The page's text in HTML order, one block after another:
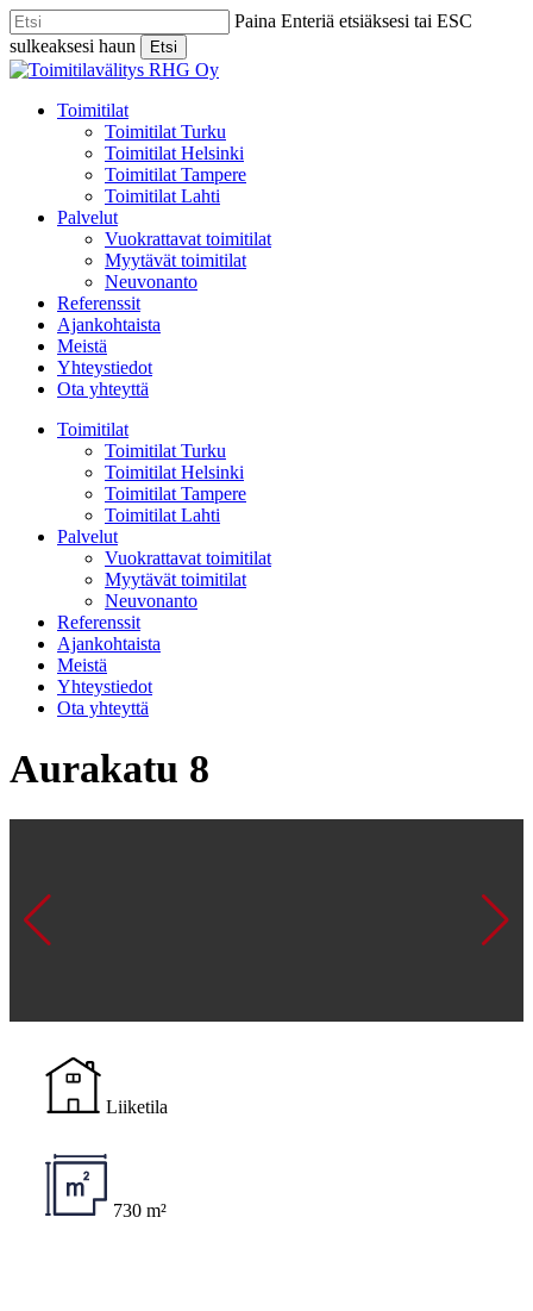
Skip
to
main
content
Paina Enteriä etsiäksesi tai ESC
sulkeaksesi haun
Etsi
Close
Menu
Toimitilat
Toimitilat Turku
Toimitilat Helsinki
Toimitilat Tampere
Toimitilat Lahti
Palvelut
Vuokrattavat toimitilat
Myytävät toimitilat
Neuvonanto
Referenssit
Ajankohtaista
Meistä
Yhteystiedot
Ota yhteyttä
Toimitilat
Toimitilat Turku
Toimitilat Helsinki
Toimitilat Tampere
Toimitilat Lahti
Palvelut
Vuokrattavat toimitilat
Myytävät toimitilat
Neuvonanto
Referenssit
Ajankohtaista
Meistä
Yhteystiedot
Ota yhteyttä
Aurakatu 8
Liiketila
730 m²